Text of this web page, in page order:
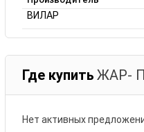
ВИЛАР
Где купить ЖАР-
Нет активных